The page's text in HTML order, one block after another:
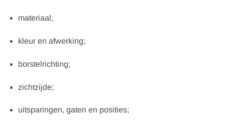
materiaal;
kleur en afwerking;
borstelrichting;
zichtzijde;
uitsparingen, gaten en posities;